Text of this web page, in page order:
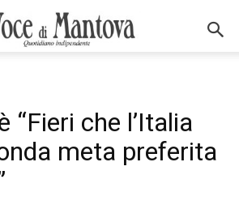
“Fieri che l’Italia
meta preferita